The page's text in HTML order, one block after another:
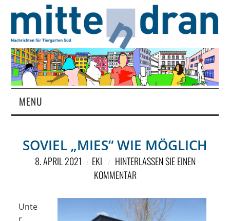
MENU
MAGAZIN
RUBRIKEN
SOVIEL „MIES“ WIE MÖGLICH
8. APRIL 2021 EKI
HINTERLASSEN SIE EINEN
KOMMENTAR
Unte